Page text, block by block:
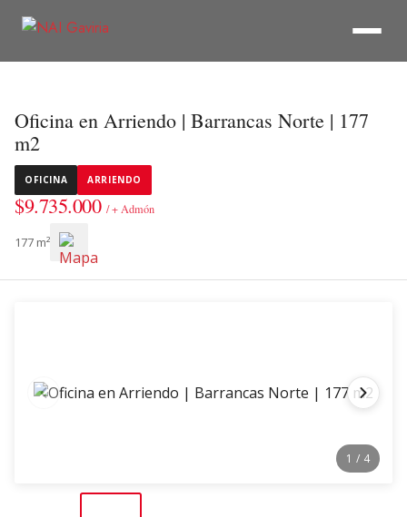
Oficina en Arriendo | Barrancas Norte | 177
m2
OFICINA ARRIENDO
$9.735.000/ + Admón
177 m²
1 / 4